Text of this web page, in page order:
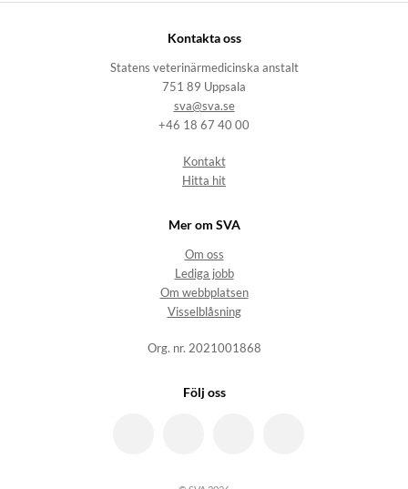
Kontakta oss
Statens veterinärmedicinska anstalt
751 89 Uppsala
sva@sva.se
+46 18 67 40 00
Kontakt
Hitta hit
Mer om SVA
Om oss
Lediga jobb
Om webbplatsen
Visselblåsning
Org. nr. 2021001868
Följ oss